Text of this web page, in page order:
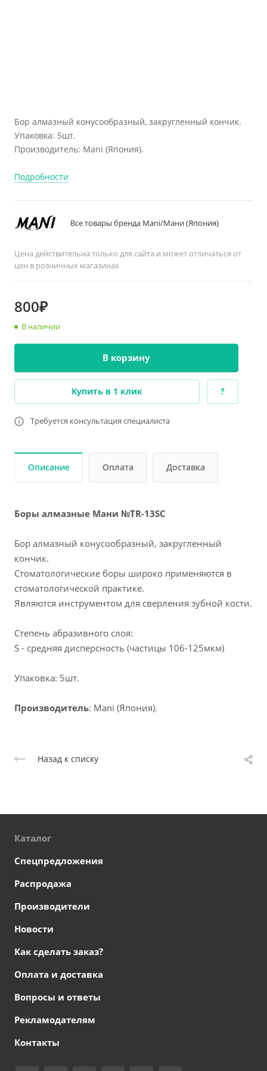
Бор алмазный конусообразный, закругленный кончик.
Упаковка: 5шт.
Производитель: Mani (Япония).
Подробности
Все товары бренда Mani/Мани (Япония)
Цена действительна только для сайта и может отличаться от
цен в розничных магазинах
800₽
В наличии
В корзину
Купить в 1 клик ?
Требуется консультация специалиста
Описание Оплата Доставка
Боры алмазные Мани №TR-13SC
Бор алмазный конусообразный, закругленный
кончик.
Стоматологические боры широко применяются в
стоматологической практике.
Являются инструментом для сверления зубной кости.
Степень абразивного слоя:
S - средняя дисперсность (частицы 106-125мкм)
Упаковка: 5шт.
Производитель: Mani (Япония).
Назад к списку
Каталог
Спецпредложения
Распродажа
Производители
Новости
Как сделать заказ?
Оплата и доставка
Вопросы и ответы
Рекламодателям
Контакты